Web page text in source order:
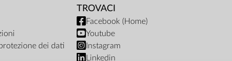
dei dati
TROVACI
Facebook (Home)
Youtube
Instagram
Linkedin